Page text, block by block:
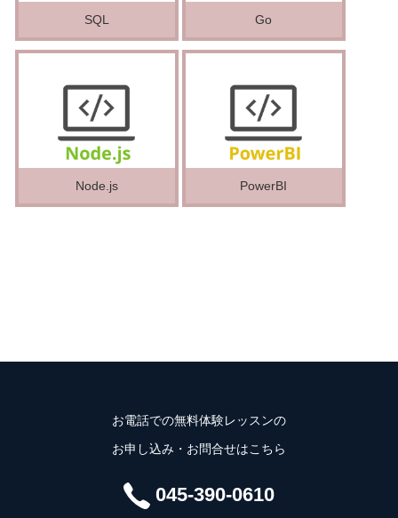
SQL Go
Node.js PowerBI
お電話での無料体験レッスンの
お申し込み・お問合せはこちら
045-390-0610